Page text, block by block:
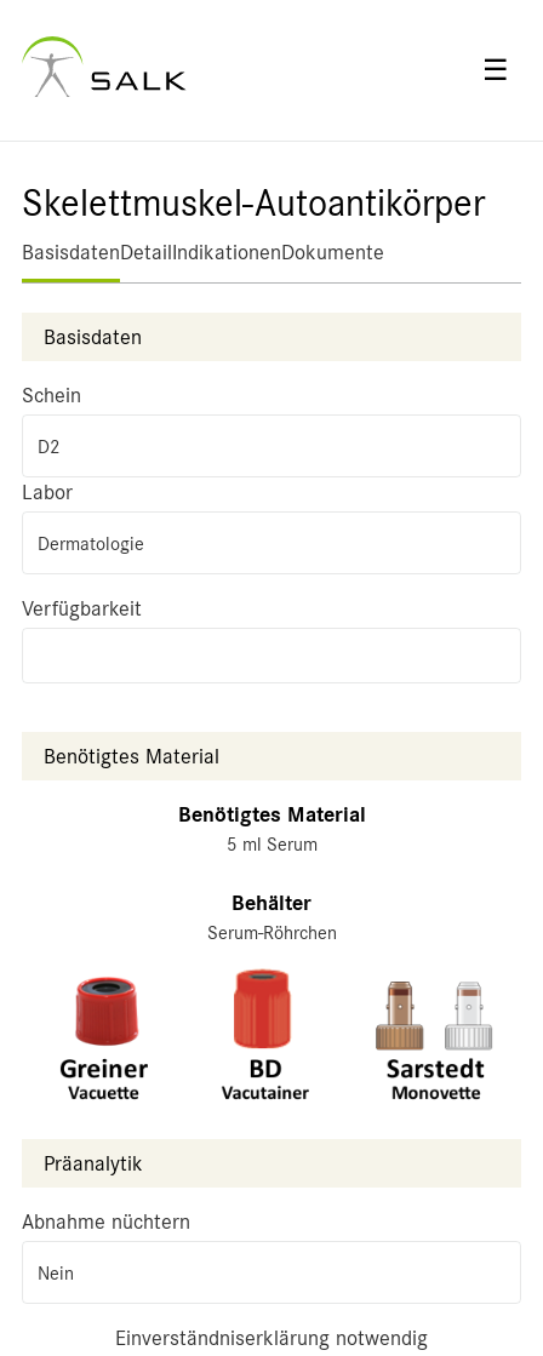
☰
Skelettmuskel-Autoantikörper
BasisdatenDetailIndikationenDokumente
Basisdaten
Schein
D2
Labor
Dermatologie
Verfügbarkeit
Benötigtes Material
Benötigtes Material
5 ml Serum
Behälter
Serum-Röhrchen
Präanalytik
Abnahme nüchtern
Nein
Einverständniserklärung notwendig